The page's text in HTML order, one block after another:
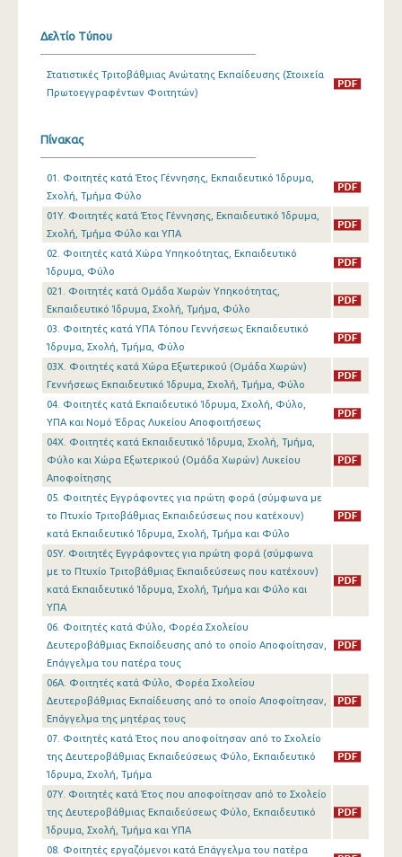
Δελτίο Τύπου
Στατιστικές Τριτοβάθμιας Ανώτατης Εκπαίδευσης (Στοιχεία
Πρωτοεγγραφέντων Φοιτητών)
Πίνακας
01. Φοιτητές κατά Έτος Γέννησης, Εκπαιδευτικό Ίδρυμα,
Σχολή, Τμήμα Φύλο
01Y. Φοιτητές κατά Έτος Γέννησης, Εκπαιδευτικό Ίδρυμα,
Σχολή, Τμήμα Φύλο και ΥΠΑ
02. Φοιτητές κατά Χώρα Υπηκοότητας, Εκπαιδευτικό
Ίδρυμα, Φύλο
021. Φοιτητές κατά Ομάδα Χωρών Υπηκοότητας,
Εκπαιδευτικό Ίδρυμα, Σχολή, Τμήμα, Φύλο
03. Φοιτητές κατά ΥΠΑ Τόπου Γεννήσεως Εκπαιδευτικό
Ίδρυμα, Σχολή, Τμήμα, Φύλο
03X. Φοιτητές κατά Χώρα Εξωτερικού (Ομάδα Χωρών)
Γεννήσεως Εκπαιδευτικό Ίδρυμα, Σχολή, Τμήμα, Φύλο
04. Φοιτητές κατά Εκπαιδευτικό Ίδρυμα, Σχολή, Φύλο,
ΥΠΑ και Νομό Έδρας Λυκείου Αποφοιτήσεως
04X. Φοιτητές κατά Εκπαιδευτικό Ίδρυμα, Σχολή, Τμήμα,
Φύλο και Χώρα Εξωτερικού (Ομάδα Χωρών) Λυκείου
Αποφοίτησης
05. Φοιτητές Εγγράφοντες για πρώτη φορά (σύμφωνα με
το Πτυχίο Τριτοβάθμιας Εκπαιδεύσεως που κατέχουν)
κατά Εκπαιδευτικό Ίδρυμα, Σχολή, Τμήμα και Φύλο
05Y. Φοιτητές Εγγράφοντες για πρώτη φορά (σύμφωνα
με το Πτυχίο Τριτοβάθμιας Εκπαιδεύσεως που κατέχουν)
κατά Εκπαιδευτικό Ίδρυμα, Σχολή, Τμήμα και Φύλο και
ΥΠΑ
06. Φοιτητές κατά Φύλο, Φορέα Σχολείου
Δευτεροβάθμιας Εκπαίδευσης από το οποίο Αποφοίτησαν,
Επάγγελμα του πατέρα τους
06A. Φοιτητές κατά Φύλο, Φορέα Σχολείου
Δευτεροβάθμιας Εκπαίδευσης από το οποίο Αποφοίτησαν,
Επάγγελμα της μητέρας τους
07. Φοιτητές κατά Έτος που αποφοίτησαν από το Σχολείο
της Δευτεροβάθμιας Εκπαιδεύσεως Φύλο, Εκπαιδευτικό
Ίδρυμα, Σχολή, Τμήμα
07Y. Φοιτητές κατά Έτος που αποφοίτησαν από το Σχολείο
της Δευτεροβάθμιας Εκπαιδεύσεως Φύλο, Εκπαιδευτικό
Ίδρυμα, Σχολή, Τμήμα και ΥΠΑ
08. Φοιτητές εργαζόμενοι κατά Επάγγελμα του πατέρα